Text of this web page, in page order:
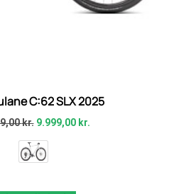
C:62 SLX 2025
kr. 9.999,00 kr.